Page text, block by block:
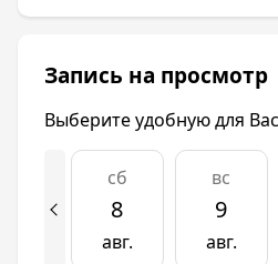
продаются, так что
смогут наслаждаться
арендовавшие квартиру.
стороны будет
завершающийся зданием
колоннами и портиком.
место для прогулок с
Запись на просмотр
Выберите удобную для
сб
8
авг.
вс
9
авг.